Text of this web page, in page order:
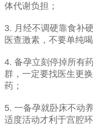
体代谢负担；
3. 月经不调硬靠食补
医查激素，不要单纯
4. 备孕立刻停掉所有
群，一定要找医生更
药；
5. 一备孕就卧床不动
适度活动才利于宫腔环